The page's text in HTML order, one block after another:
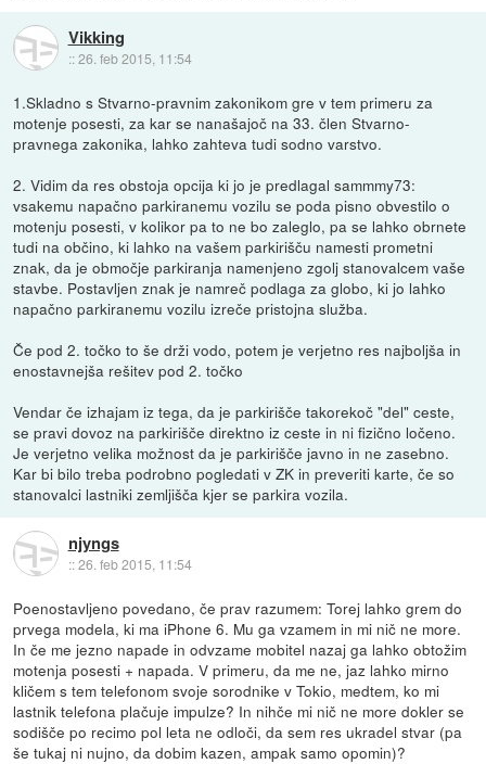
Vikking
::26. feb 2015, 11:54
1.Skladno s Stvarno-pravnim zakonikom gre v tem primeru za
motenje posesti, za kar se nanašajoč na 33. člen Stvarno-
pravnega zakonika, lahko zahteva tudi sodno varstvo.
2. Vidim da res obstoja opcija ki jo je predlagal sammmy73:
vsakemu napačno parkiranemu vozilu se poda pisno obvestilo o
motenju posesti, v kolikor pa to ne bo zaleglo, pa se lahko obrnete
tudi na občino, ki lahko na vašem parkirišču namesti prometni
znak, da je območje parkiranja namenjeno zgolj stanovalcem vaše
stavbe. Postavljen znak je namreč podlaga za globo, ki jo lahko
napačno parkiranemu vozilu izreče pristojna služba.
Če pod 2. točko to še drži vodo, potem je verjetno res najboljša in
enostavnejša rešitev pod 2. točko
Vendar če izhajam iz tega, da je parkirišče takorekoč "del" ceste,
se pravi dovoz na parkirišče direktno iz ceste in ni fizično ločeno.
Je verjetno velika možnost da je parkirišče javno in ne zasebno.
Kar bi bilo treba podrobno pogledati v ZK in preveriti karte, če so
stanovalci lastniki zemljišča kjer se parkira vozila.
njyngs
::26. feb 2015, 11:54
Poenostavljeno povedano, če prav razumem: Torej lahko grem do
prvega modela, ki ma iPhone 6. Mu ga vzamem in mi nič ne more.
In če me jezno napade in odvzame mobitel nazaj ga lahko obtožim
motenja posesti + napada. V primeru, da me ne, jaz lahko mirno
kličem s tem telefonom svoje sorodnike v Tokio, medtem, ko mi
lastnik telefona plačuje impulze? In nihče mi nič ne more dokler se
sodišče po recimo pol leta ne odloči, da sem res ukradel stvar (pa
še tukaj ni nujno, da dobim kazen, ampak samo opomin)?